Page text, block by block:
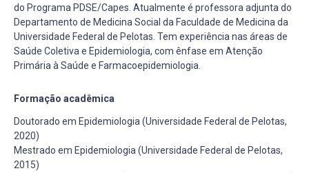
do Programa PDSE/Capes. Atualmente é professora adjunta do
Departamento de Medicina Social da Faculdade de Medicina da
Universidade Federal de Pelotas. Tem experiência nas áreas de
Saúde Coletiva e Epidemiologia, com ênfase em Atenção
Primária à Saúde e Farmacoepidemiologia.
Formação acadêmica
Doutorado em Epidemiologia (Universidade Federal de Pelotas,
2020)
Mestrado em Epidemiologia (Universidade Federal de Pelotas,
2015)